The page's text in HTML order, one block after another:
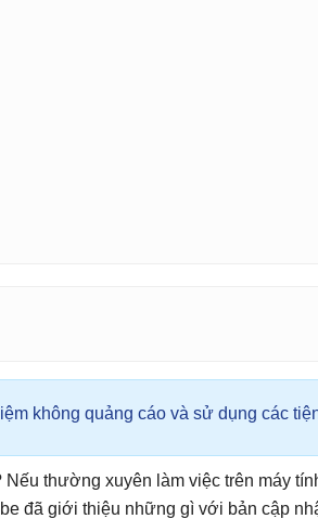
không quảng cáo và sử dụng các
Nếu thường xuyên làm việc trên máy
đã giới thiệu những gì với bản cập